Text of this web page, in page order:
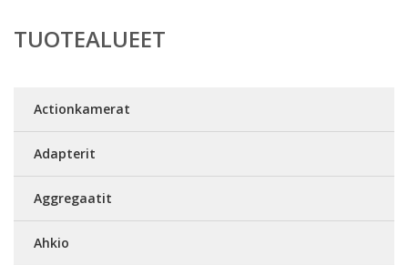
TUOTEALUEET
Actionkamerat
Adapterit
Aggregaatit
Ahkio